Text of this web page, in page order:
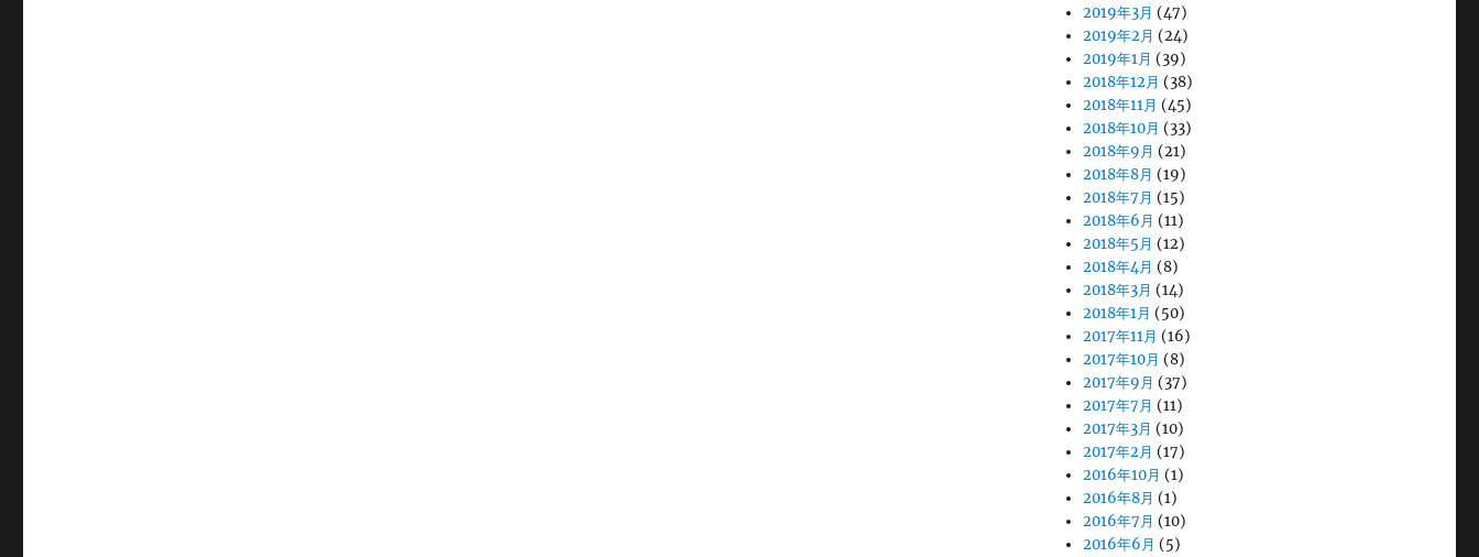
2019年3月 (47)
2019年2月 (24)
2019年1月 (39)
2018年12月 (38)
2018年11月 (45)
2018年10月 (33)
2018年9月 (21)
2018年8月 (19)
2018年7月 (15)
2018年6月 (11)
2018年5月 (12)
2018年4月 (8)
2018年3月 (14)
2018年1月 (50)
2017年11月 (16)
2017年10月 (8)
2017年9月 (37)
2017年7月 (11)
2017年3月 (10)
2017年2月 (17)
2016年10月 (1)
2016年8月 (1)
2016年7月 (10)
2016年6月 (5)